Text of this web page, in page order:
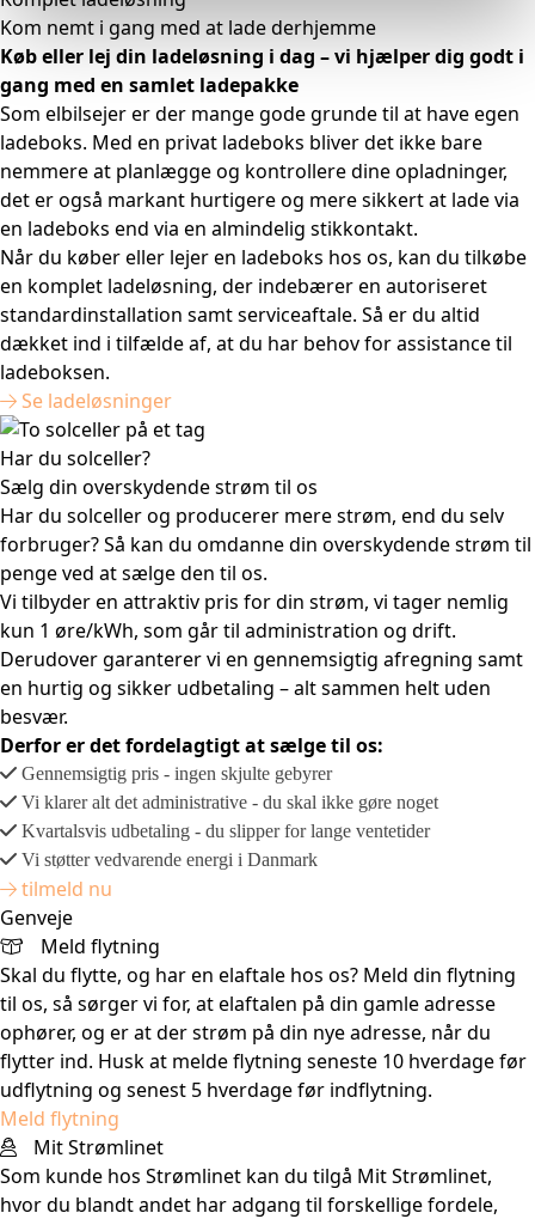
Kom nemt i gang med at lade derhjemme
Køb eller lej din ladeløsning i dag – vi hjælper dig godt i
gang med en samlet ladepakke
Som elbilsejer er der mange gode grunde til at have egen
ladeboks. Med en privat ladeboks bliver det ikke bare
nemmere at planlægge og kontrollere dine opladninger,
det er også markant hurtigere og mere sikkert at lade via
en ladeboks end via en almindelig stikkontakt.
Når du køber eller lejer en ladeboks hos os, kan du tilkøbe
en komplet ladeløsning, der indebærer en autoriseret
standardinstallation samt serviceaftale. Så er du altid
dækket ind i tilfælde af, at du har behov for assistance til
ladeboksen.
Se ladeløsninger
Har du solceller?
Sælg din overskydende strøm til os
Har du solceller og producerer mere strøm, end du selv
forbruger? Så kan du omdanne din overskydende strøm til
penge ved at sælge den til os.
Vi tilbyder en attraktiv pris for din strøm, vi tager nemlig
kun 1 øre/kWh, som går til administration og drift.
Derudover garanterer vi en gennemsigtig afregning samt
en hurtig og sikker udbetaling – alt sammen helt uden
besvær.
Derfor er det fordelagtigt at sælge til os:
Gennemsigtig pris - ingen skjulte gebyrer
Vi klarer alt det administrative - du skal ikke gøre noget
Kvartalsvis udbetaling - du slipper for lange ventetider
Vi støtter vedvarende energi i Danmark
tilmeld nu
Genveje
Meld flytning
Skal du flytte, og har en elaftale hos os? Meld din flytning
til os, så sørger vi for, at elaftalen på din gamle adresse
ophører, og er at der strøm på din nye adresse, når du
flytter ind. Husk at melde flytning seneste 10 hverdage før
udflytning og senest 5 hverdage før indflytning.
Meld flytning
Mit Strømlinet
Som kunde hos Strømlinet kan du tilgå Mit Strømlinet,
hvor du blandt andet har adgang til forskellige fordele,